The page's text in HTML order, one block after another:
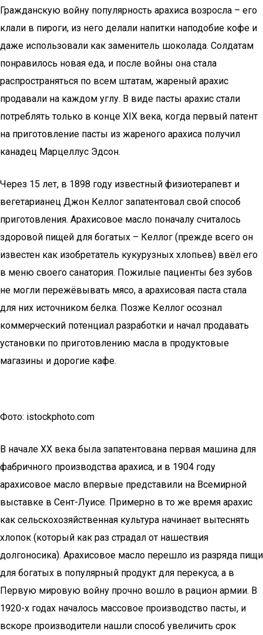
Гражданскую войну популярность арахиса возросла – его
клали в пироги, из него делали напитки наподобие кофе и
даже использовали как заменитель шоколада. Солдатам
понравилось новая еда, и после войны она стала
распространяться по всем штатам, жареный арахис
продавали на каждом углу. В виде пасты арахис стали
потреблять только в конце XIX века, когда первый патент
на приготовление пасты из жареного арахиса получил
канадец Марцеллус Эдсон.
Через 15 лет, в 1898 году известный физиотерапевт и
вегетарианец Джон Келлог запатентовал свой способ
приготовления. Арахисовое масло поначалу считалось
здоровой пищей для богатых – Келлог (прежде всего он
известен как изобретатель кукурузных хлопьев) ввёл его
в меню своего санатория. Пожилые пациенты без зубов
не могли пережёвывать мясо, а арахисовая паста стала
для них источником белка. Позже Келлог осознал
коммерческий потенциал разработки и начал продавать
установки по приготовлению масла в продуктовые
магазины и дорогие кафе.
Фото: istockphoto.com
В начале XX века была запатентована первая машина для
фабричного производства арахиса, и в 1904 году
арахисовое масло впервые представили на Всемирной
выставке в Сент-Луисе. Примерно в то же время арахис
как сельскохозяйственная культура начинает вытеснять
хлопок (который как раз страдал от нашествия
долгоносика). Арахисовое масло перешло из разряда пищи
для богатых в популярный продукт для перекуса, а в
Первую мировую войну прочно вошло в рацион армии. В
1920-х годах началось массовое производство пасты, и
вскоре производители нашли способ увеличить срок